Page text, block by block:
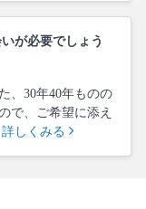
が必要でしょう
、30年40年ものの
で、ご希望に添え
詳しくみる